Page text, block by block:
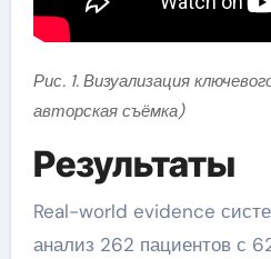
Рис. 1. Визуализация
авторская съёмка)
Результаты
Real-world evidence
анализ 262 пациентов с